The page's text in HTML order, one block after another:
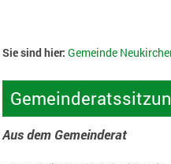
Sie sind hier: Gemeinde
Aus dem Gemeinderat